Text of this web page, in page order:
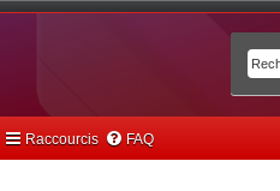
Raccourcis FAQ